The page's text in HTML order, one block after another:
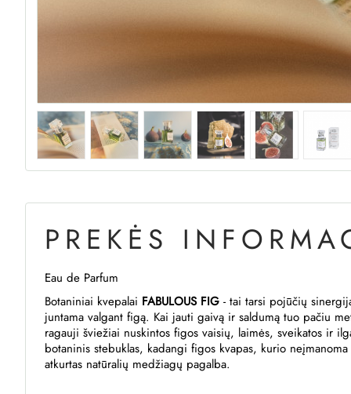
PREKĖS
Eau de Parfum
Botaniniai kvepalai FABULOUS FIG - tai tarsi pojūčių
juntama valgant figą. Kai jauti gaivą ir saldumą tuo pačiu
ragauji šviežiai nuskintos figos vaisių, laimės, sveikatos ir
botaninis stebuklas, kadangi figos kvapas, kurio
atkurtas natūralių medžiagų pagalba.